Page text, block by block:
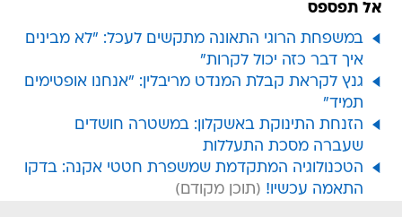
אל תפספס
במשפחת הרוגי התאונה מתקשים לעכל: "לא מבינים
איך דבר כזה יכול לקרות"
גנץ לקראת קבלת המנדט מריבלין: "אנחנו אופטימים
תמיד"
הזנחת התינוקת באשקלון: במשטרה חושדים
שעברה מסכת התעללות
הטכנולוגיה המתקדמת שמשפרת חטטי אקנה: בדקו
התאמה עכשיו!